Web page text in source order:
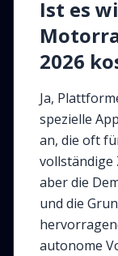
Ist es
2026
Ja,
spezielle
an, die oft
vollständige
aber die
und die
autonome